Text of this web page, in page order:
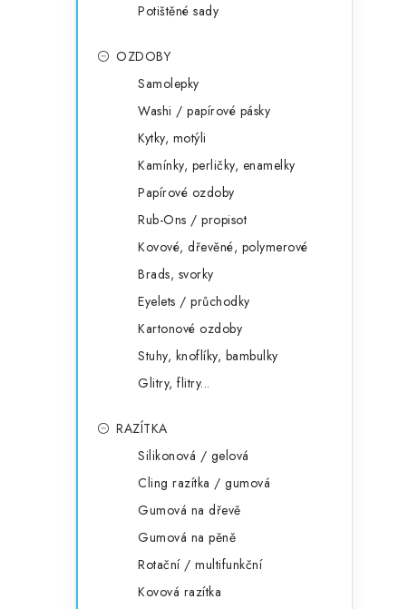
Potištěné sady
OZDOBY
Samolepky
Washi / papírové pásky
Kytky, motýli
Kamínky, perličky, enamelky
Papírové ozdoby
Rub-Ons / propisot
Kovové, dřevěné, polymerové
Brads, svorky
Eyelets / průchodky
Kartonové ozdoby
Stuhy, knoflíky, bambulky
Glitry, flitry...
RAZÍTKA
Silikonová / gelová
Cling razítka / gumová
Gumová na dřevě
Gumová na pěně
Rotační / multifunkční
Kovová razítka